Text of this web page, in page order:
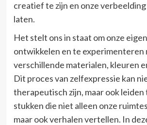
creatief te zijn en onze
laten.
Het stelt ons in staat om onze
ontwikkelen en te experimenteren
verschillende materialen, kleuren
Dit proces van zelfexpressie kan
therapeutisch zijn, maar ook leiden
stukken die niet alleen onze
maar ook verhalen vertellen. In